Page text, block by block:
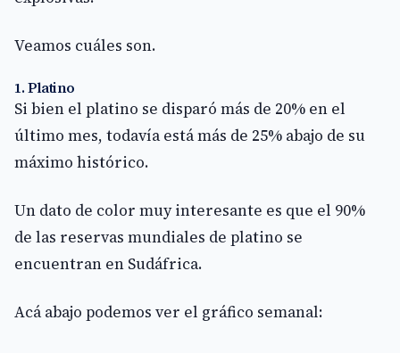
Veamos cuáles son.
1. Platino
Si bien el platino se disparó más de 20% en el
último mes, todavía está más de 25% abajo de su
máximo histórico.
Un dato de color muy interesante es que el 90%
de las reservas mundiales de platino se
encuentran en Sudáfrica.
Acá abajo podemos ver el gráfico semanal: